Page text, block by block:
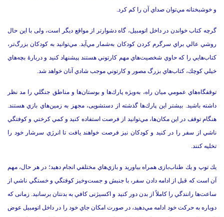
و خوشبختانه مي‌توان صداي آن را كم كرد.‌
گرچه كتاب خواندن در داخل اتومبيل، گاه دشوارتر از مواقع ديگر است، ولی با اين حال
روشي عالي براي سرگرم كردن كودكان به‌شمار مي‌آيد.‌ مي‌توانيد به كودكان بزرگ‌تر،
كتاب‌هايي را كه حاوي شخصيت‌هاي مهم كارتوني هستند پيشنهاد كنيد و دربارۀ بچه‌هاي
خيلي كوچك، كتاب‌هاي بزرگ مصور و كارتوني موجب شادي آنان خواهد شد.‌
توقفگاه‌هاي عمومي ميان راه، به‌ویژه پارك‌ها و بوستان‌ها و مناطق جنگلي را مد نظر
داشته باشيد.‌ بیشتر اين پارك‌ها گذشته از دستشویی، مجهز به زمين‌هاي بازي هستند.‌
هنگام توقف در اين مكان‌ها، مي‌توانيد از فرصت استفاده کنید و كمي كرختي و كوفتگي
ناشي از سفر را در كنيد و كودكان نيز فرصت خواهند يافت تا انرژي سرشار خود را
تخليه كنند.‌
يك توپ و يك طناب‌بازی همراه بیاورید و بازي‌هاي مختلفي انجام دهيد؛ در هر حال، مهم
آن است كه قبل از ادامه دادن سفر، با جنبش و جست‌وخيز كوفتگي و خستگي ناشي از
ساعت‌ها رانندگي را كاملاً از بدن دور کنید و اكسيژنی كافي به بدنتان برسانيد.‌ زمانی که
دوباره به حركت خود ادامه مي‌دهيد، در صورت امكان جاي خود را در داخل اتومبيل عوض